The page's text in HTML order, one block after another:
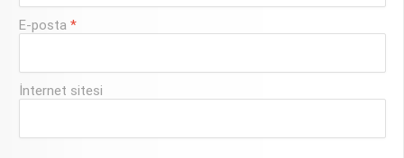
E-posta*
İnternet sitesi